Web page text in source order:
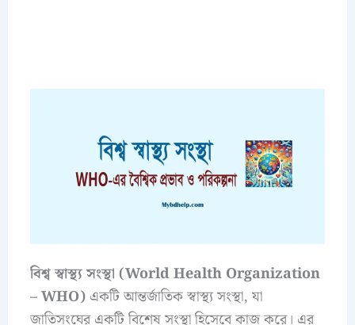
বিশ্ব স্বাস্থ্য সংস্থা (World Health Organization
– WHO)একটি আন্তর্জাতিক স্বাস্থ্য সংস্থা, যা
জাতিসংঘের একটি বিশেষ সংস্থা হিসেবে কাজ করে। এর